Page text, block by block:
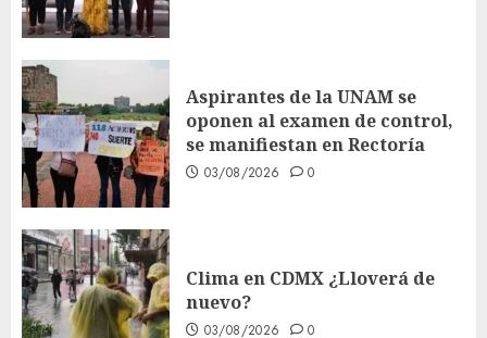
Aspirantes de la UNAM se
oponen al examen de control,
se manifiestan en Rectoría
03/08/2026 0
Clima en CDMX ¿Lloverá de
nuevo?
03/08/2026 0